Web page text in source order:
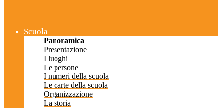
Scuola
Panoramica
Presentazione
I luoghi
Le persone
I numeri della scuola
Le carte della scuola
Organizzazione
La storia